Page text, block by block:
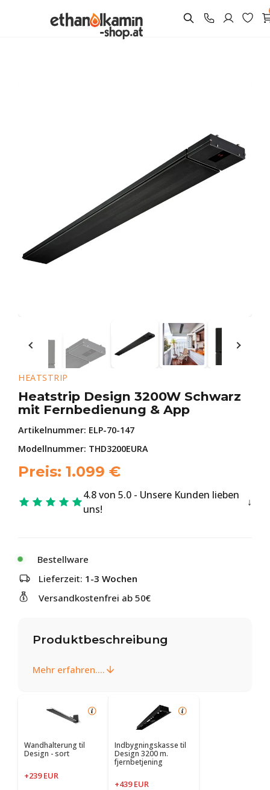
HEATSTRIP
Heatstrip Design 3200W Schwarz
mit Fernbedienung & App
Artikelnummer: ELP-70-147
Modellnummer: THD3200EURA
Preis: 1.099 €
4.8 von 5.0 - Unsere Kunden lieben
uns!
Bestellware
Lieferzeit: 1-3 Wochen
Versandkostenfrei ab 50€
Produktbeschreibung
Mehr erfahren....
Wandhalterung til
Design - sort
+239 EUR
Indbygningskasse til
Design 3200 m.
fjernbetjening
+439 EUR